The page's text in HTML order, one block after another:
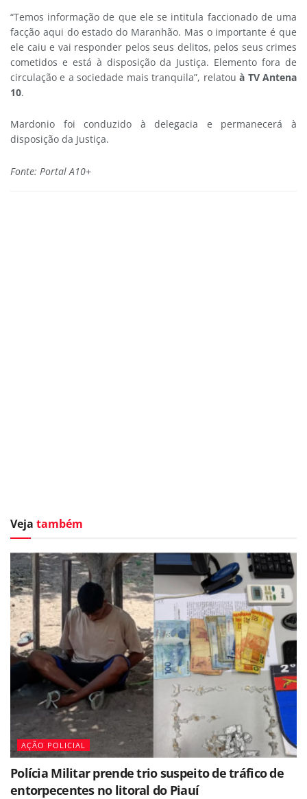
“Temos informação de que ele se intitula faccionado de uma
facção aqui do estado do Maranhão. Mas o importante é que
ele caiu e vai responder pelos seus delitos, pelos seus crimes
cometidos e está à disposição da Justiça. Elemento fora de
circulação e a sociedade mais tranquila”, relatouà TV Antena
10.
Mardonio foi conduzido à delegacia e permanecerá à
disposição da Justiça.
Fonte: Portal A10+
Veja também
AÇÃO POLICIAL
Polícia Militar prende trio suspeito de tráfico de
entorpecentes no litoral do Piauí